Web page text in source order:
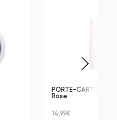
PORTE-CARTE
Rose
14,99€